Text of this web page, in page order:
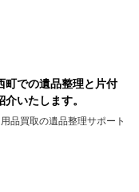
町での遺品整理と片付
いたします。
品買取の遺品整理サポート